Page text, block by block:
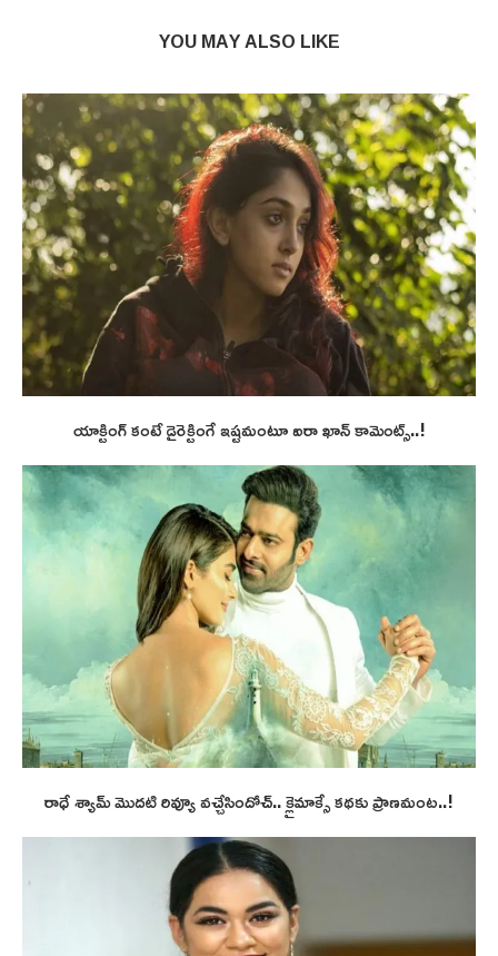
YOU MAY ALSO LIKE
యాక్టింగ్ కంటే డైరెక్టింగే ఇష్టమంటూ ఐరా ఖాన్ కామెంట్స్..!
రాధే శ్యామ్ మొదటి రివ్యూ వచ్చేసిందోచ్.. క్లైమాక్సే కథకు ప్రాణమంట..!